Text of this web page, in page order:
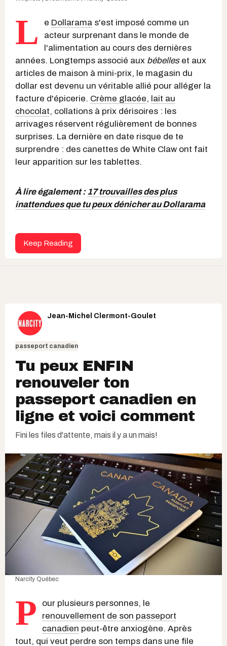
L e Dollarama s'est imposé comme un
acteur surprenant dans le monde de
l'alimentation au cours des dernières
années. Longtemps associé aux bébelleset aux
articles de maison à mini-prix, le magasin du
dollar est devenu un véritable allié pour alléger la
facture d'épicerie. Crème glacée, lait au
chocolat, collations à prix dérisoires : les
arrivages réservent régulièrement de bonnes
surprises. La dernière en date risque de te
surprendre : des canettes de White Claw ont fait
leur apparition sur les tablettes.
À lire également : 17 trouvailles des plus
inattendues que tu peux dénicher au Dollarama
Keep Reading
Jean-Michel Clermont-Goulet
passeport canadien
Tu peux ENFIN
renouveler ton
passeport canadien en
ligne et voici comment
Fini les files d'attente, mais il y a un mais!
Narcity Québec
P
our plusieurs personnes, le
renouvellement de son passeport
canadien peut-être anxiogène. Après
tout, qui veut perdre son temps dans une file